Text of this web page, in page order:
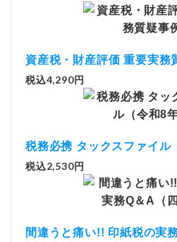
資産税・財産評価 重要実務
税込4,290円
税務必携 タックスファイル
税込2,530円
間違うと痛い!! 印紙税の実